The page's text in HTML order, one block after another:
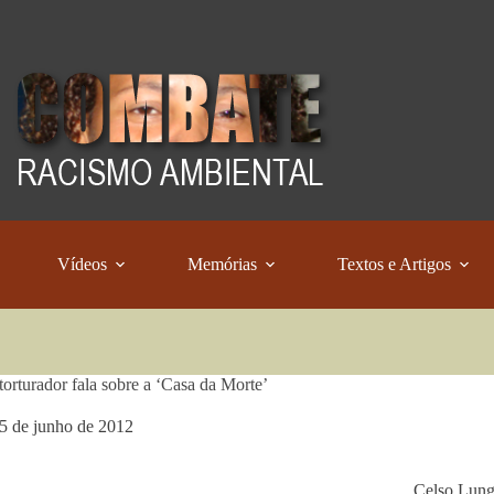
Vídeos Memórias Textos e Artigos
fala sobre a ‘Casa da Morte’
de junho de 2012
Celso